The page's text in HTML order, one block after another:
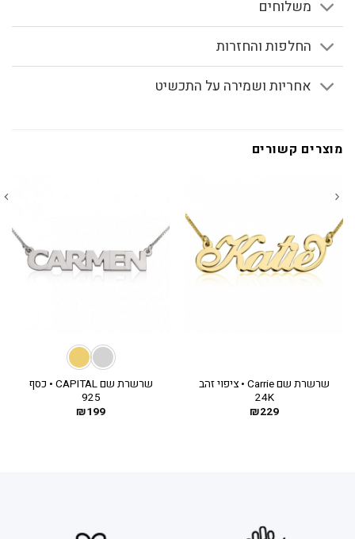
משלוחים
החלפות והחזרות
אחריות ושמירה על התכשיט
מוצרים קשורים
שרשרת שם Carrie • ציפוי זהב
24K
₪229
שרשרת שם CAPITAL • כסף
925
₪199